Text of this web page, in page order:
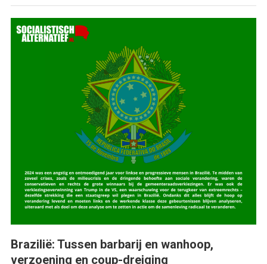
Brazilië: Tussen barbarij en wanhoop,
verzoening en coup-dreiging